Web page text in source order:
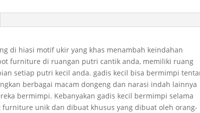
di hiasi motif ukir yang khas menambah keindahan
furniture di ruangan putri cantik anda, memiliki ruang
setiap putri kecil anda. gadis kecil bisa bermimpi
berbagai macam dongeng dan narasi indah lainnya
bermimpi. Kebanyakan gadis kecil bermimpi selama
unik dan dibuat khusus yang dibuat oleh orang-